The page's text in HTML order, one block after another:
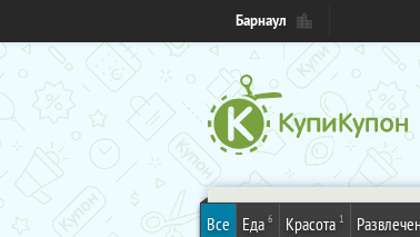
Барнаул
Все Еда 6 Красота 1